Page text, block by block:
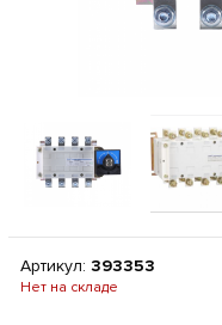
Артикул: 393353
Нет на складе